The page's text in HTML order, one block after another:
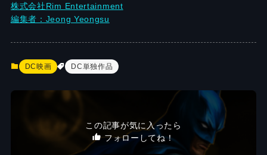
株式会社Rim Entertainment
編集者：Jeong Yeongsu
DC映画 DC単独作品
この記事が気に入ったら
フォローしてね！